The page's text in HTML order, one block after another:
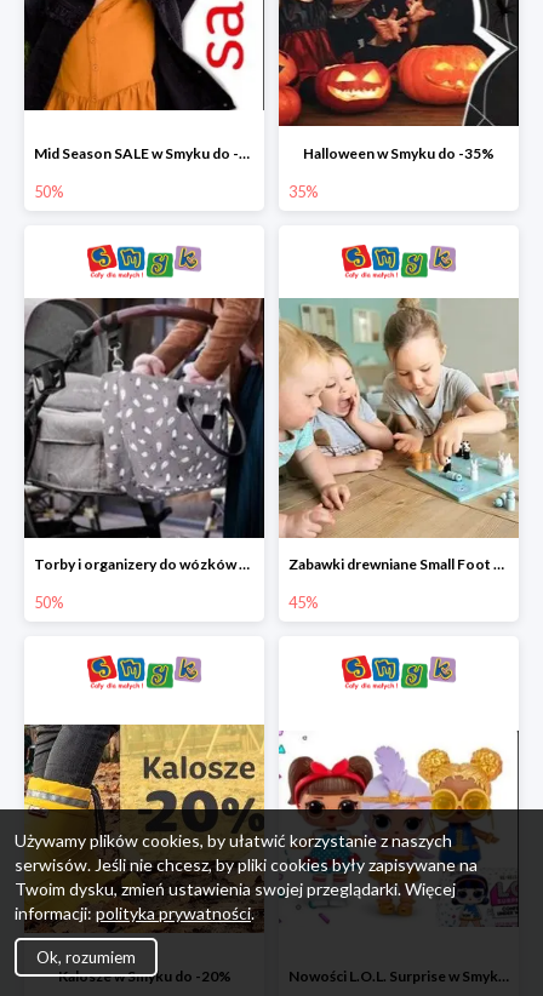
Mid Season SALE w Smyku do -50%
50%
Halloween w Smyku do -35%
35%
Torby i organizery do wózków w Smyku do -50%
50%
Zabawki drewniane Small Foot do -45%
45%
Kalosze w Smyku do -20% Nowości L.O.L. Surprise w Smyku do -45%
Używamy plików cookies, by ułatwić korzystanie z naszych
serwisów. Jeśli nie chcesz, by pliki cookies były zapisywane na
Twoim dysku, zmień ustawienia swojej przeglądarki. Więcej
informacji: polityka prywatności.
Ok, rozumiem